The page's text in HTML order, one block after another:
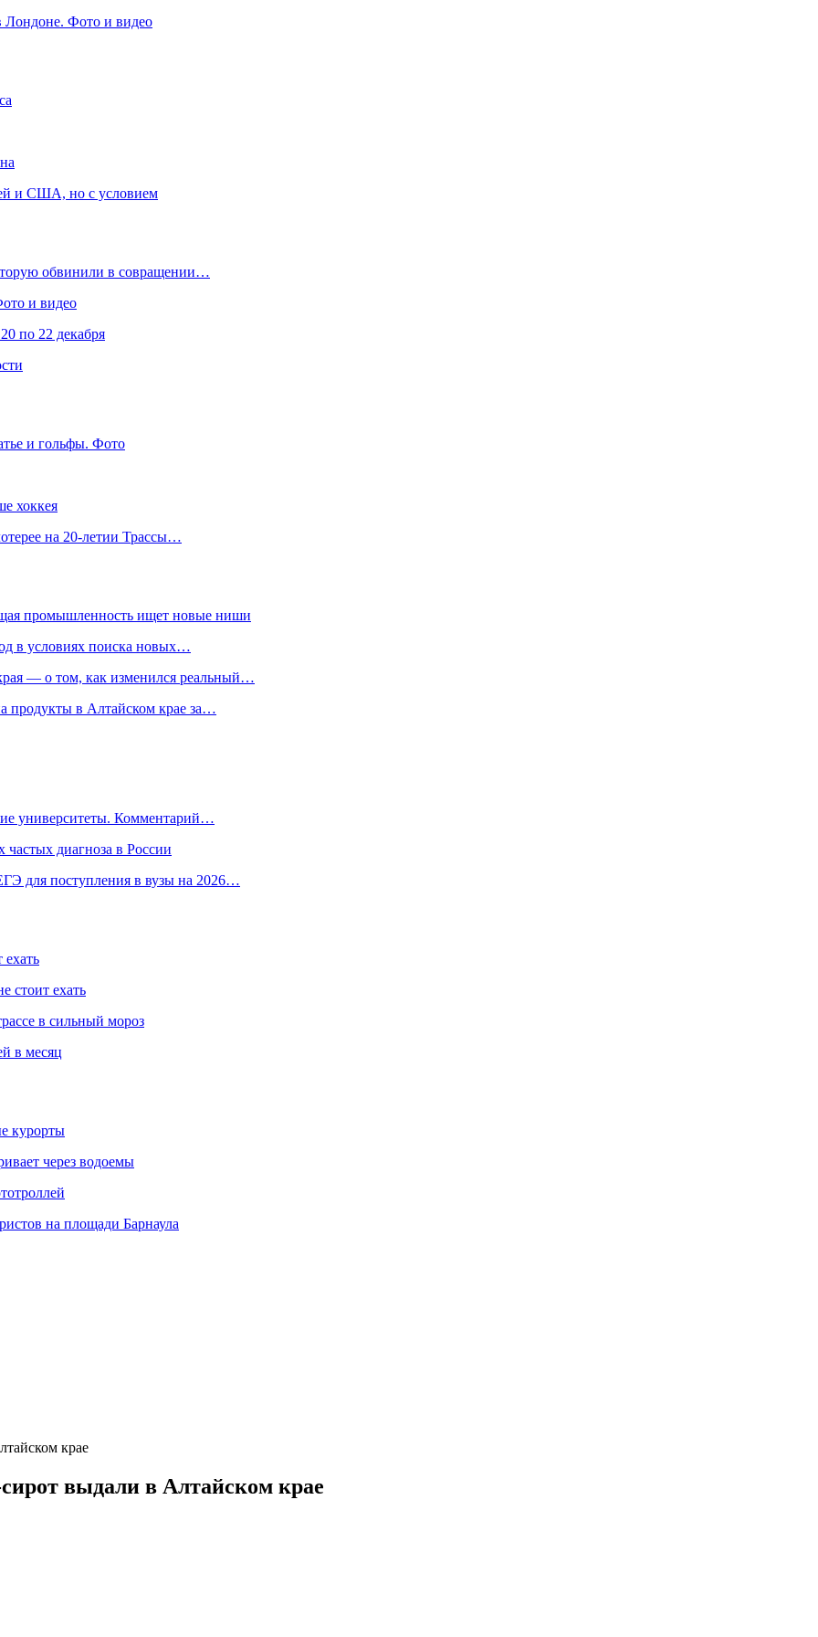
Лондоне. Фото и видео
и США, но с условием
обвинили в совращении…
и видео
по 22 декабря
и гольфы. Фото
хоккея
на 20-летии Трассы…
промышленность ищет новые ниши
в условиях поиска новых…
— о том, как изменился реальный…
продукты в Алтайском крае за…
университеты. Комментарий…
диагноза в России
для поступления в вузы на 2026…
ехать
стоит ехать
в сильный мороз
в месяц
курорты
через водоемы
на площади Барнаула
крае
выдали в Алтайском крае